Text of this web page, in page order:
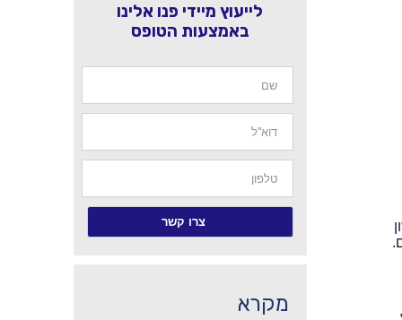
לייעוץ מיידי פנו אלינו
באמצעות הטופס
מקרא